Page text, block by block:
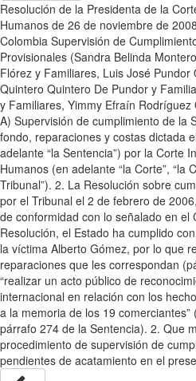
Resolución de la Presidenta de la
Humanos de 26 de noviembre de
Colombia Supervisión de
Provisionales (Sandra Belinda
Flórez y Familiares, Luis José
Quintero Quintero De Pundor y
y Familiares, Yimmy Efraín
A) Supervisión de cumplimiento de la
fondo, reparaciones y costas dictada
adelante “la Sentencia”) por la Corte
Humanos (en adelante “la Corte”, “la
Tribunal”). 2. La Resolución sobre
por el Tribunal el 2 de febrero de
de conformidad con lo señalado en
Resolución, el Estado ha cumplido
la víctima Alberto Gómez, por lo que
reparaciones que les correspondan
“realizar un acto público de
internacional en relación con los
a la memoria de los 19
párrafo 274 de la Sentencia). 2. Que
procedimiento de supervisión de
pendientes de acatamiento en el